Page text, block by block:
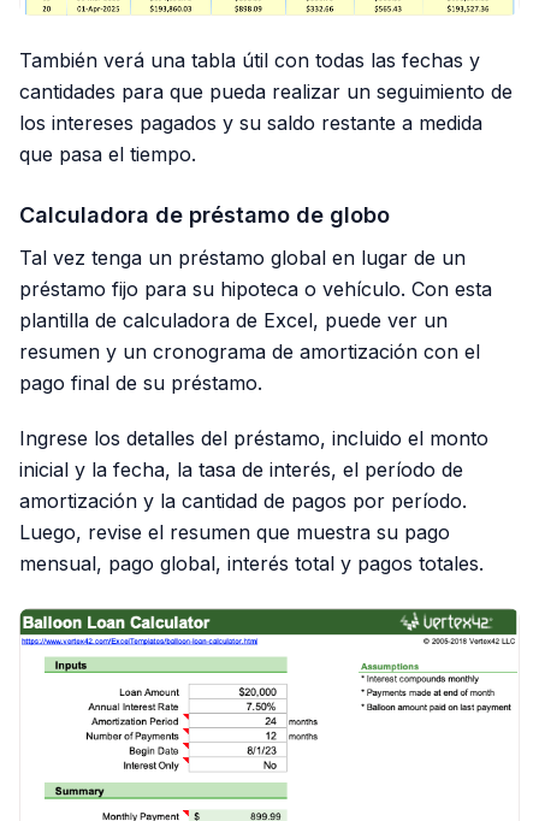
También verá una tabla útil con todas las fechas y
cantidades para que pueda realizar un seguimiento de
los intereses pagados y su saldo restante a medida
que pasa el tiempo.
Calculadora de préstamo de globo
Tal vez tenga un préstamo global en lugar de un
préstamo fijo para su hipoteca o vehículo. Con esta
plantilla de calculadora de Excel, puede ver un
resumen y un cronograma de amortización con el
pago final de su préstamo.
Ingrese los detalles del préstamo, incluido el monto
inicial y la fecha, la tasa de interés, el período de
amortización y la cantidad de pagos por período.
Luego, revise el resumen que muestra su pago
mensual, pago global, interés total y pagos totales.